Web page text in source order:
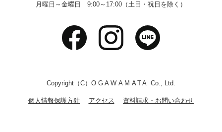
月曜日～金曜日 9:00～17:00（土日・祝日を除く）
Copyright（C）OGAWAMATA Co., Ltd.
個人情報保護方針 アクセス 資料請求・お問い合わせ